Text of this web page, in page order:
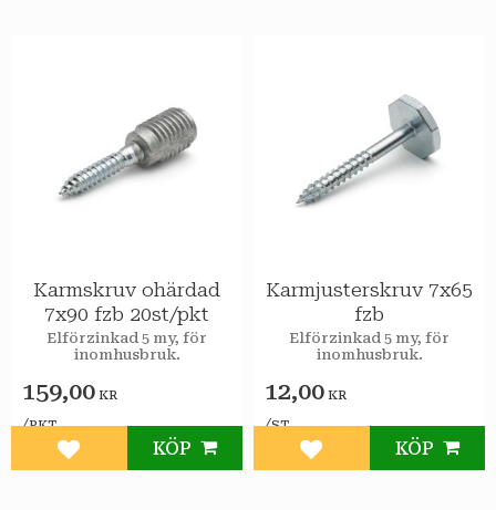
Karmskruv ohärdad
7x90 fzb 20st/pkt
Elförzinkad 5 my, för
inomhusbruk.
159,00 KR
/PKT
Lägg till i favoriter
KÖP
Karmjusterskruv 7x65
fzb
Elförzinkad 5 my, för
inomhusbruk.
12,00 KR
/ST
Lägg till i favoriter
KÖP